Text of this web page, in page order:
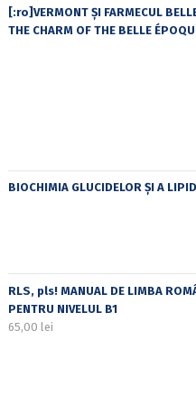
[:ro]VERMONT ȘI FARMECUL
THE CHARM OF THE BELLE
BIOCHIMIA GLUCIDELOR ȘI A
RLS, pls! MANUAL DE LIMBA
PENTRU NIVELUL B1
65,00 lei